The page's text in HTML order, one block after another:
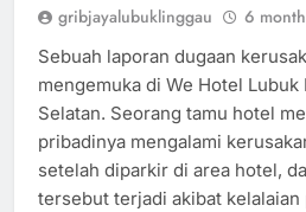
gribjayalubuklinggau 6
Sebuah laporan dugaan
mengemuka di We Hotel Lubuk
Selatan. Seorang tamu hotel
pribadinya mengalami
setelah diparkir di area hotel,
tersebut terjadi akibat kelalaian